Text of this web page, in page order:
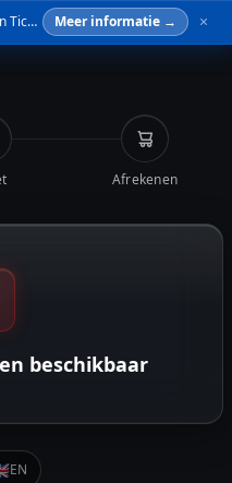
i-ticketz is nu een Trusted Partner van TicketSwap — verkoop je tickets veilig door. Meer informatie →
Afrekenen
beschikbaar
EN